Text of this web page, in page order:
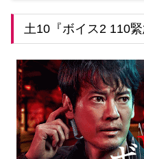
土10『ボイス2 110